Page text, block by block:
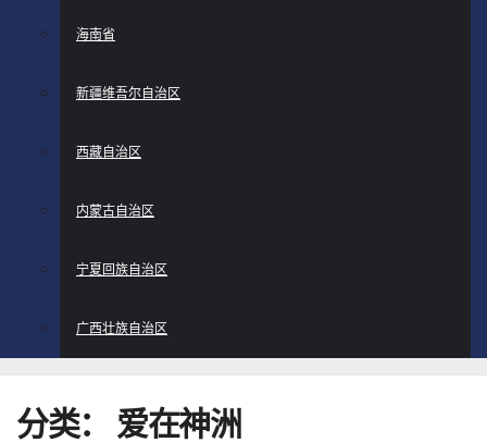
海南省
新疆维吾尔自治区
西藏自治区
内蒙古自治区
宁夏回族自治区
广西壮族自治区
分类： 爱在神洲